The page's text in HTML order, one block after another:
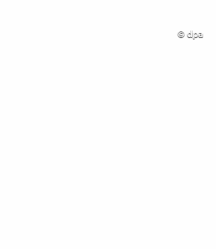
© dpa